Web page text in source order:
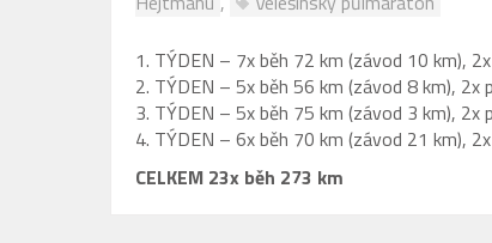
1. TÝDEN – 7x běh 72 km (závod 10 km),
2. TÝDEN – 5x běh 56 km (závod 8 km), 2x
3. TÝDEN – 5x běh 75 km (závod 3 km), 2x
4. TÝDEN – 6x běh 70 km (závod 21 km),
CELKEM 23x běh 273 km